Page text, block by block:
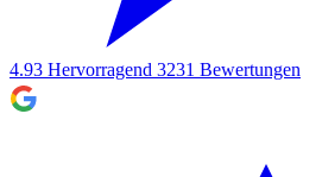
4.93 Hervorragend 3231 Bewertungen